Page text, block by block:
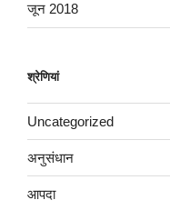
जून 2018
श्रेणियां
Uncategorized
अनुसंधान
आपदा